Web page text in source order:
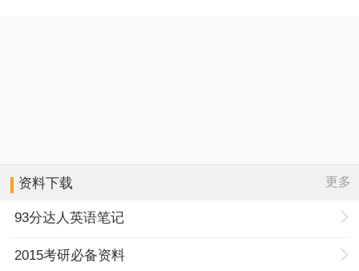
资料下载 更多
93分达人英语笔记
2015考研必备资料